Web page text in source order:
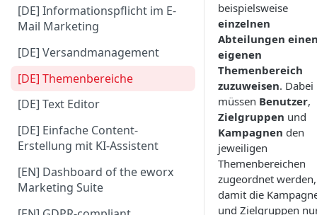
[DE] Informationspflicht im E-
Mail Marketing
[DE] Versandmanagement
[DE] Themenbereiche
[DE] Text Editor
[DE] Einfache Content-
Erstellung mit KI-Assistent
[EN] Dashboard of the eworx
Marketing Suite
beispielsweise
einzelnen
Abteilungen
eigenen
Themenbereich
zuzuweisen. Dabei
müssen Benutzer,
Zielgruppen und
Kampagnen den
jeweiligen
Themenbereichen
zugeordnet werden,
damit die
und Zielgruppen